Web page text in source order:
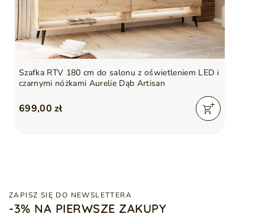
Szafka RTV 180 cm do salonu z oświetleniem LED i
czarnymi nóżkami Aurelie Dąb Artisan
699,00 zł
ZAPISZ SIĘ DO NEWSLETTERA
-3% NA PIERWSZE ZAKUPY